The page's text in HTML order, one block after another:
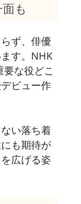
も
ず、俳優
す。NHK
要な役どこ
ビュー作
い落ち着
も期待が
広げる姿